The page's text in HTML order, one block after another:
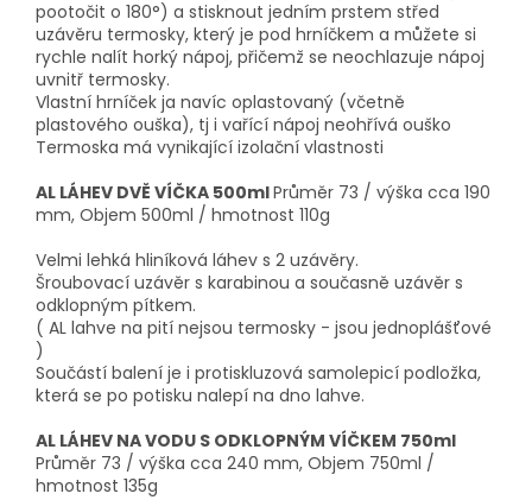
pootočit o 180°) a stisknout jedním prstem střed
uzávěru termosky, který je pod hrníčkem a můžete si
rychle nalít horký nápoj, přičemž se neochlazuje nápoj
uvnitř termosky.
Vlastní hrníček ja navíc oplastovaný (včetně
plastového ouška), tj i vařící nápoj neohřívá ouško
Termoska má vynikající izolační vlastnosti
AL LÁHEV DVĚ VÍČKA 500mlPrůměr 73 / výška cca 190
mm, Objem 500ml / hmotnost 110g
Velmi lehká hliníková láhev s 2 uzávěry.
Šroubovací uzávěr s karabinou a současně uzávěr s
odklopným pítkem.
( AL lahve na pití nejsou termosky - jsou jednoplášťové
)
Součástí balení je i protiskluzová samolepicí podložka,
která se po potisku nalepí na dno lahve.
AL LÁHEV NA VODU S ODKLOPNÝM VÍČKEM 750ml
Průměr 73 / výška cca 240 mm, Objem 750ml /
hmotnost 135g